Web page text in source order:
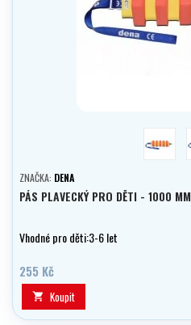
ZNAČKA: DENA
PÁS PLAVECKÝ PRO DĚTI - 1000 MM
Vhodné pro děti:3-6 let
255 Kč
 Koupit